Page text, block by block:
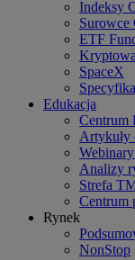
Indeksy
Surowce
ETF
SpaceX
Edukacja
Centrum
Artykuły
Analizy
Strefa
Centrum
Rynek
NonStop